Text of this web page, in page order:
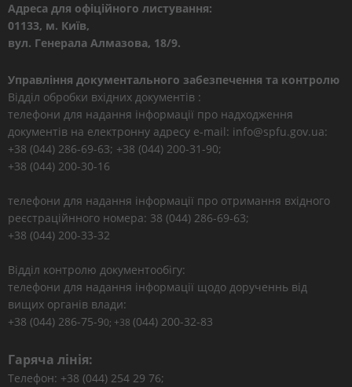
Адреса для офіційного листування:
01133, м. Київ,
вул. Генерала Алмазова, 18/9.
Управління документального забезпечення та контролю
Відділ обробки вхідних документів :
телефони для надання інформації про надходження
документів на електронну адресу e-mail: info@spfu.gov.ua:
+38 (044) 286-69-63; +38 (044) 200-31-90;
+38 (044) 200-30-16
телефони для надання інформації про отримання вхідного
реєстраційнного номера: 38 (044) 286-69-63;
+38 (044) 200-33-32
Відділ контролю документообігу:
телефони для надання інформації щодо дорученнь від
вищих органів влади:
+38 (044) 286-75-90; +38 (044) 200-32-83
Гаряча лінія:
Телефон: +38 (044) 254 29 76;